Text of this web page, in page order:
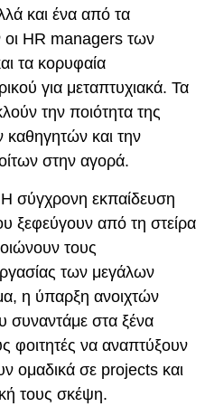
και ένα από τα
HR managers των
τα κορυφαία
για μεταπτυχιακά. Τα
την ποιότητα της
καθηγητών και την
στην αγορά.
σύγχρονη εκπαίδευση
ξεφεύγουν από τη στείρα
τους
των μεγάλων
η ύπαρξη ανοιχτών
στα ξένα
φοιτητές να αναπτύξουν
ομαδικά σε projects και
τους σκέψη.